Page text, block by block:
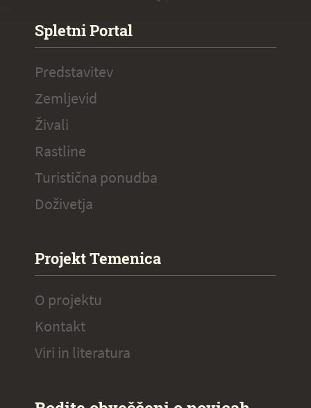
Spletni Portal
Predstavitev
Zemljevid
Živali
Rastline
Turistična ponudba
Doživetja
Projekt Temenica
O projektu
Kontakt
Viri in literatura